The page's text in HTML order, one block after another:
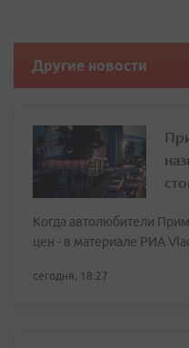
Другие новости
Когда автолюбители
цен - в материале РИА
сегодня, 18:27